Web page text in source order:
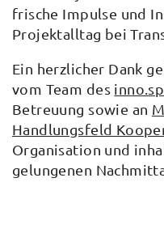
frische Impulse und
Projektalltag bei
Ein herzlicher Dank
vom Team des
Betreuung sowie an
Handlungsfeld
Organisation und
gelungenen